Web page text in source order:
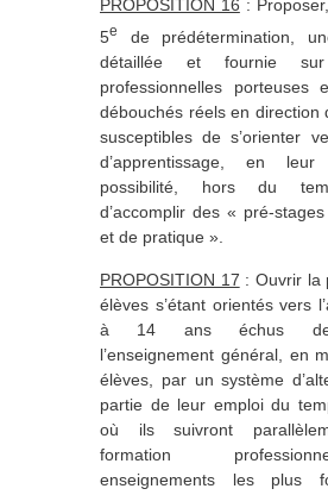
PROPOSITION 16 :
5e
de prédétermination,
détaillée et fournie
professionnelles porteuses
débouchés réels en direction
susceptibles de s’orienter
d’apprentissage, en
possibilité, hors du
d’accomplir des « pré-stages
et de pratique ».
PROPOSITION 17 : Ouvrir la
élèves s’étant orientés vers
à 14 ans échus de
l’enseignement général, en
élèves, par un système
partie de leur emploi du
où ils suivront
formation
enseignements les plus